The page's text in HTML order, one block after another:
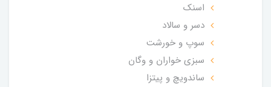
اسنک
دسر و سالاد
سوپ و خورشت
سبزی خواران و وگان
ساندویچ و پیتزا